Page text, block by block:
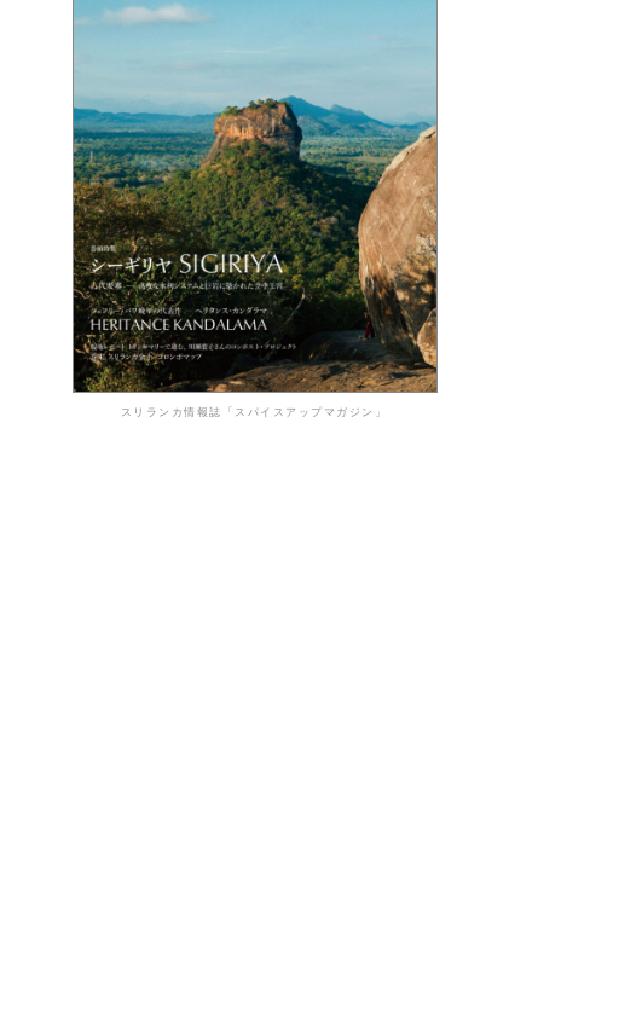
スリランカ情報誌「スパイスアップマガジン」